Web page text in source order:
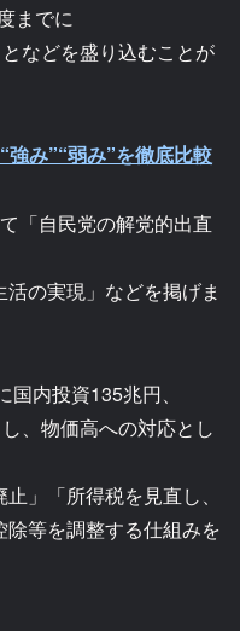
までに
などを盛り込むことが
強み”“弱み”を徹底比較
「自民党の解党的出直
活の実現」などを掲げま
内投資135兆円、
、物価高への対応とし
」「所得税を見直し、
等を調整する仕組みを